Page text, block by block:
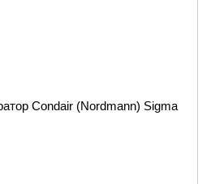
Condair (Nordmann) Sigma